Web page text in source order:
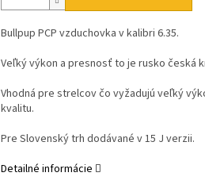
Bullpup PCP vzduchovka v kalibri 6.35.
Veľký výkon a presnosť to je rusko česká
Vhodná pre strelcov čo vyžadujú veľký
kvalitu.
Pre Slovenský trh dodávané v 15 J verzii.
Detailné informácie